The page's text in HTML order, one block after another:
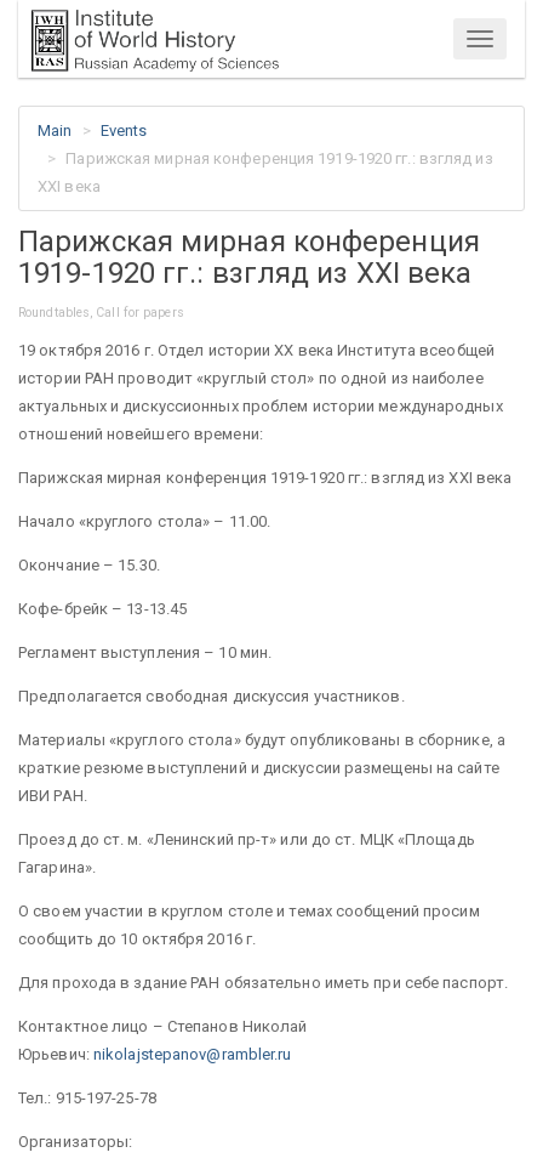
Menu
Main
Events
Парижская мирная конференция 1919-1920 гг.: взгляд из
XXI века
Парижская мирная конференция
1919-1920 гг.: взгляд из XXI века
Roundtables, Call for papers
19 октября 2016 г. Отдел истории ХХ века Института всеобщей
истории РАНпроводит «круглый стол» по одной из наиболее
актуальных и дискуссионных проблем истории международных
отношений новейшего времени:
Парижская мирная конференция 1919-1920 гг.: взгляд из XXI века
Начало «круглого стола» – 11.00.
Окончание– 15.30.
Кофе-брейк – 13-13.45
Регламент выступления – 10 мин.
Предполагается свободная дискуссия участников.
Материалы «круглого стола» будут опубликованы в сборнике, а
краткие резюме выступлений и дискуссии размещены на сайте
ИВИ РАН.
Проезд до ст. м. «Ленинский пр-т» или до ст. МЦК «Площадь
Гагарина».
О своем участии в круглом столе и темах сообщений просим
сообщить до 10 октября 2016 г.
Для прохода в здание РАН обязательно иметь при себе паспорт.
Контактное лицо – Степанов Николай
Юрьевич: nikolajstepanov@rambler.ru
Тел.: 915-197-25-78
Организаторы: